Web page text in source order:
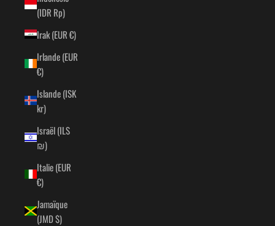
(IDR Rp)
Irak (EUR €)
Irlande (EUR
€)
Islande (ISK
kr)
Israël (ILS
₪)
Italie (EUR
€)
Jamaïque
(JMD $)